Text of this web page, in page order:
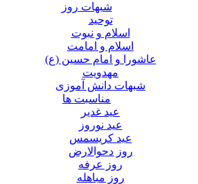
شبهات روز
توحید
اسلام و نبوت
اسلام و امامت
عاشورا و امام حسین (ع)
مهدویت
شبهات دانش آموزی
مناسبت ها
عید غدير
عید نوروز
عید کریسمس
روز دحوالارض
روز عرفه
روز مباهله